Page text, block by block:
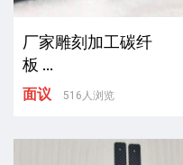
厂家雕刻加工碳纤
板 ...
面议 516人浏览